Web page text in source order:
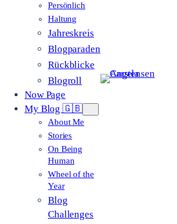
Persönlich
Haltung
Jahreskreis
Blogparaden
Rückblicke
Blogroll
Now Page
My Blog 🇬🇧
About Me
Stories
On Being
Human
Wheel of the
Year
Blog
Challenges